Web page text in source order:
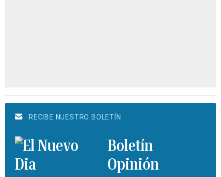
RECIBE NUESTRO BOLETÍN
Boletín
Opinión